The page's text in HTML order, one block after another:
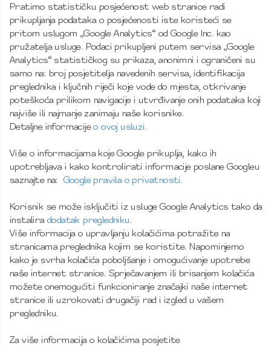
Pratimo statističku posjećenost web stranice radi
prikupljanja podataka o posjećenosti iste koristeći se
pritom uslugom „Google Analytics“ od Google Inc. kao
pružatelja usluge. Podaci prikupljeni putem servisa „Google
Analytics“ statističkog su prikaza, anonimni i ograničeni su
samo na: broj posjetitelja navedenih servisa, identifikacija
preglednika i ključnih riječi koje vode do mjesta, otkrivanje
poteškoća prilikom navigacije i utvrđivanje onih podataka koji
najviše ili najmanje zanimaju naše korisnike.
Detaljne informacijeo ovoj usluzi.
Više o informacijama koje Google prikuplja, kako ih
upotrebljava i kako kontrolirati informacije poslane Googleu
saznajte na: Google pravila o privatnosti.
Korisnik se može isključiti iz usluge Google Analytics tako da
instaliradodatak pregledniku.
Više informacija o upravljanju kolačićima potražite na
stranicama preglednika kojim se koristite. Napominjemo
kako je svrha kolačića poboljšanje i omogućivanje upotrebe
naše internet stranice. Sprječavanjem ili brisanjem kolačića
možete onemogućiti funkcioniranje značajki naše internet
stranice ili uzrokovati drugačiji rad i izgled u vašem
pregledniku.
Za više informacija o kolačićima posjetite